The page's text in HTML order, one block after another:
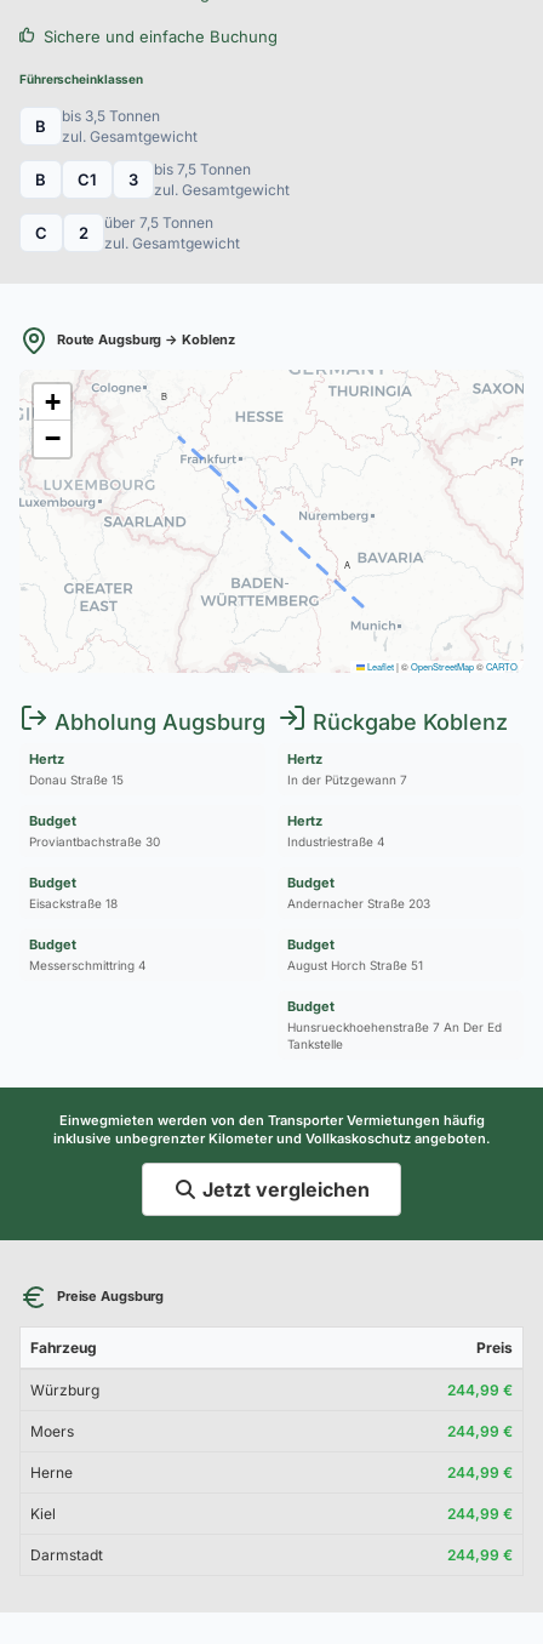
Sichere und einfache Buchung
Führerscheinklassen
B
bis 3,5 Tonnen
zul. Gesamtgewicht
B C1 3
bis 7,5 Tonnen
zul. Gesamtgewicht
C 2
über 7,5 Tonnen
zul. Gesamtgewicht
Route Augsburg → Koblenz
A
B
+
−
Leaflet|©OpenStreetMap©CARTO
Abholung Augsburg
Hertz
Donau Straße 15
Budget
Proviantbachstraße 30
Budget
Eisackstraße 18
Budget
Messerschmittring 4
Rückgabe Koblenz
Hertz
In der Pützgewann 7
Hertz
Industriestraße 4
Budget
Andernacher Straße 203
Budget
August Horch Straße 51
Budget
Hunsrueckhoehenstraße 7 An Der Ed
Tankstelle
Einwegmieten werden von den Transporter Vermietungen häufig
inklusive unbegrenzter Kilometer und Vollkaskoschutz angeboten.
Jetzt vergleichen
Preise Augsburg
Fahrzeug Preis
Würzburg 244,99 €
Moers 244,99 €
Herne 244,99 €
Kiel 244,99 €
Darmstadt 244,99 €